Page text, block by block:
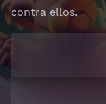
contra ellos.